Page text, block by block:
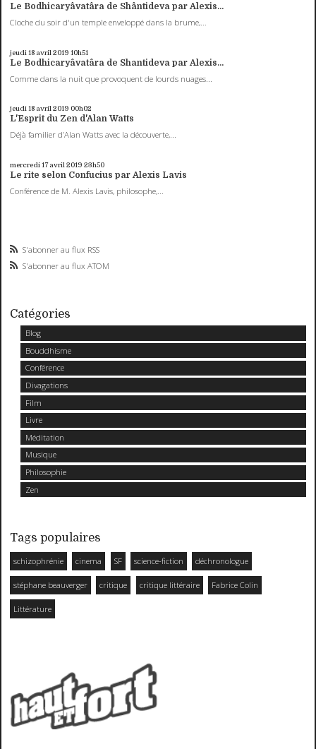
Le Bodhicaryâvatâra de Shântideva par Alexis...
Cloche du soir d'un temple enveloppé dans la brume,...
jeudi 18 avril 2019 10h51
Le Bodhicaryâvatâra de Shantideva par Alexis...
Comme dans la nuit que provoquent de lourds nuages...
jeudi 18 avril 2019 00h02
L'Esprit du Zen d'Alan Watts
Déjà familier d’Alan Watts avec la découverte,...
mercredi 17 avril 2019 23h50
Le rite selon Confucius par Alexis Lavis
Conférence de M. Alexis Lavis, philosophe,...
S'abonner au flux RSS
S'abonner au flux ATOM
Catégories
Blog
Bouddhisme
Conférence
Divagations
Film
Livre
Méditation
Musique
Philosophie
Zen
Tags populaires
schizophrénie cinema SF science-fiction déchronologue
stéphane beauverger critique critique littéraire Fabrice Colin
Littérature